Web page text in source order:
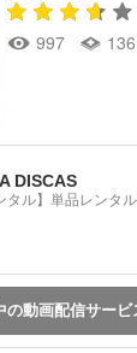
997 136
DISCAS
タル】単品レンタ
の動画配信サービ